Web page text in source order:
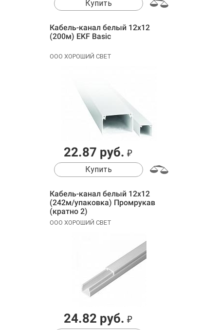
Купить
Кабель-канал белый 12х12
(200м) EKF Basic
ООО ХОРОШИЙ СВЕТ
22.87 руб. ₽
Купить
Кабель-канал белый 12х12
(242м/упаковка) Промрукав
(кратно 2)
ООО ХОРОШИЙ СВЕТ
24.82 руб. ₽